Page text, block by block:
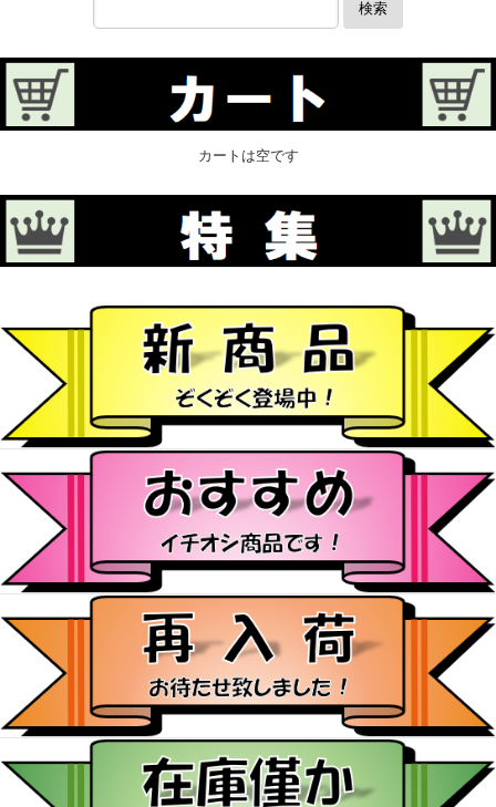
検索
カートは空です